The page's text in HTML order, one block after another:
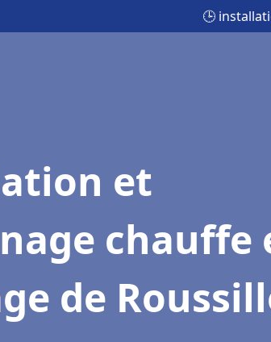
🕒
et
chauffe
de